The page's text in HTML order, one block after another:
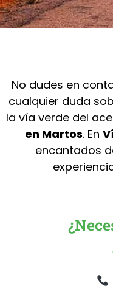
No dudes en
cualquier duda
la vía verde del
en Martos. En
encantados